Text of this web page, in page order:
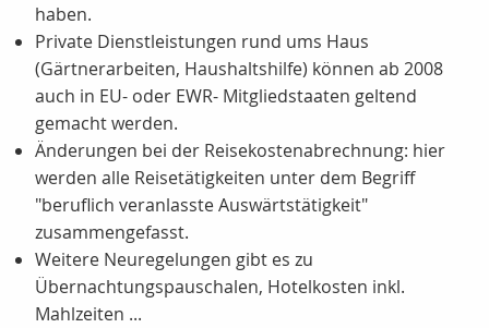
haben.
Private Dienstleistungen rund ums Haus
(Gärtnerarbeiten, Haushaltshilfe) können ab 2008
auch in EU- oder EWR- Mitgliedstaaten geltend
gemacht werden.
Änderungen bei der Reisekostenabrechnung: hier
werden alle Reisetätigkeiten unter dem Begriff
"beruflich veranlasste Auswärtstätigkeit"
zusammengefasst.
Weitere Neuregelungen gibt es zu
Übernachtungspauschalen, Hotelkosten inkl.
Mahlzeiten ...